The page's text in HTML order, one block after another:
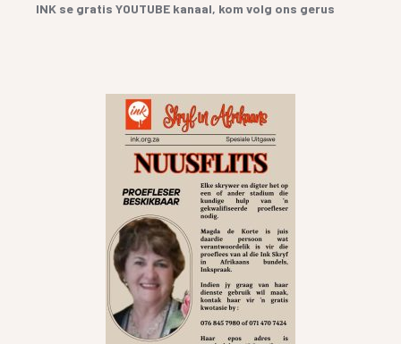
INK se gratis YOUTUBE kanaal, kom volg ons gerus